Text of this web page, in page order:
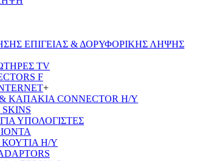
ΕΠΙΓΕΙΑΣ & ΔΟΡΥΦΟΡΙΚΗΣ ΛΗΨΗΣ
TV
F
+
& ΚΑΠΑΚΙΑ CONNECTOR Η/Υ
SKINS
ΥΠΟΛΟΓΙΣΤΕΣ
Η/Υ